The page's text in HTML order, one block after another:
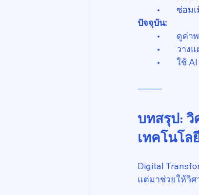
•	ซ่
ปัจจุบัน:
•	ดู
•	ว
•	ใ
⸻
บทสรุป: วิ
เทคโนโล
Digital
แต่มาช่วยให้วิศ